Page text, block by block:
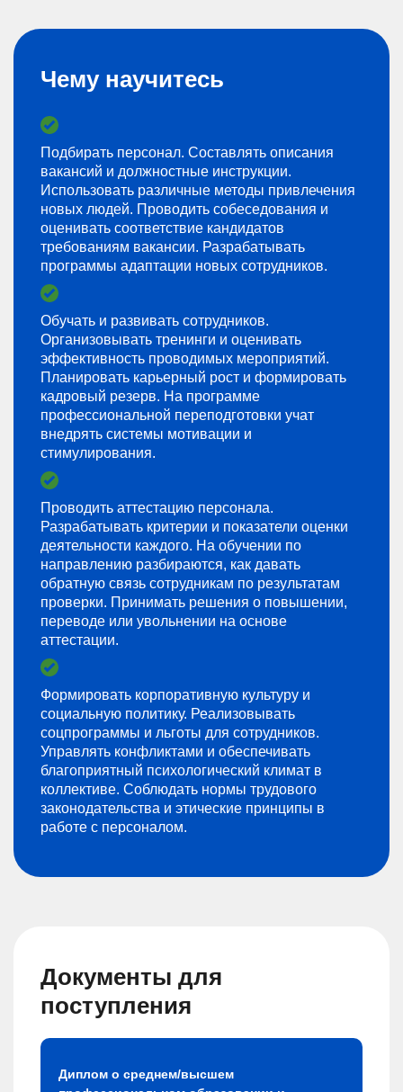
Чему научитесь
Подбирать персонал. Составлять описания
вакансий и должностные инструкции.
Использовать различные методы привлечения
новых людей. Проводить собеседования и
оценивать соответствие кандидатов
требованиям вакансии. Разрабатывать
программы адаптации новых сотрудников.
Обучать и развивать сотрудников.
Организовывать тренинги и оценивать
эффективность проводимых мероприятий.
Планировать карьерный рост и формировать
кадровый резерв. На программе
профессиональной переподготовки учат
внедрять системы мотивации и
стимулирования.
Проводить аттестацию персонала.
Разрабатывать критерии и показатели оценки
деятельности каждого. На обучении по
направлению разбираются, как давать
обратную связь сотрудникам по результатам
проверки. Принимать решения о повышении,
переводе или увольнении на основе
аттестации.
Формировать корпоративную культуру и
социальную политику. Реализовывать
соцпрограммы и льготы для сотрудников.
Управлять конфликтами и обеспечивать
благоприятный психологический климат в
коллективе. Соблюдать нормы трудового
законодательства и этические принципы в
работе с персоналом.
Документы для
поступления
Диплом о среднем/высшем